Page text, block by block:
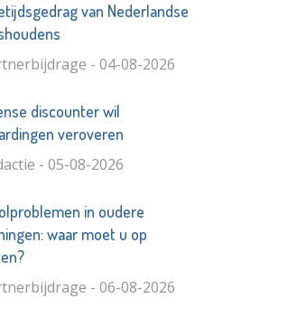
van Nederlandse
- 04-08-2026
discounter wil
veroveren
- 05-08-2026
in oudere
waar moet u op
- 06-08-2026